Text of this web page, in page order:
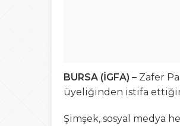
BURSA (İGFA) – Zafer
üyeliğinden istifa
Şimşek, sosyal medya